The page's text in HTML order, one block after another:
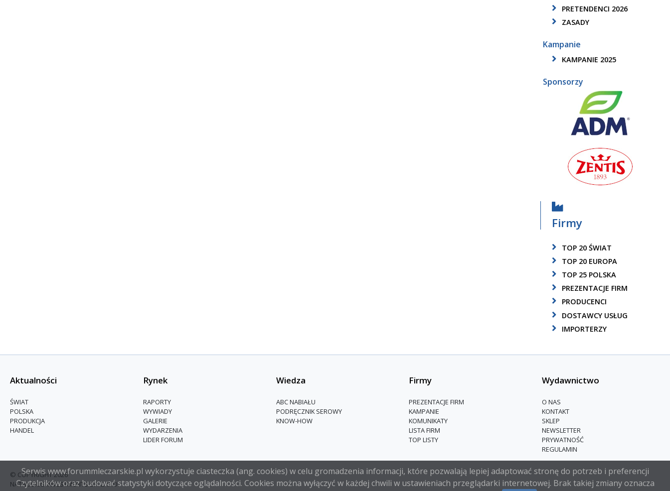
PRETENDENCI 2026
ZASADY
Kampanie
KAMPANIE 2025
Sponsorzy
Firmy
TOP 20 ŚWIAT
TOP 20 EUROPA
TOP 25 POLSKA
PREZENTACJE FIRM
PRODUCENCI
DOSTAWCY USŁUG
IMPORTERZY
Aktualności
ŚWIAT
POLSKA
PRODUKCJA
HANDEL
Rynek
RAPORTY
WYWIADY
GALERIE
WYDARZENIA
LIDER FORUM
Wiedza
ABC NABIAŁU
PODRĘCZNIK SEROWY
KNOW-HOW
Firmy
PREZENTACJE FIRM
KAMPANIE
KOMUNIKATY
LISTA FIRM
TOP LISTY
Wydawnictwo
O NAS
KONTAKT
SKLEP
NEWSLETTER
PRYWATNOŚĆ
REGULAMIN
© COPYRIGHT 2026
NATHUSIUS INVESTMENTS SP. Z O.O.
Serwis www.forummleczarskie.pl wykorzystuje ciasteczka (ang. cookies) w celu gromadzenia informacji, które pozwalają lepiej adaptować stronę do potrzeb i preferencji
Czytelników oraz budować statystyki dotyczące oglądalności. Cookies można wyłączyć w każdej chwili w ustawieniach przeglądarki internetowej. Brak takiej zmiany oznacza